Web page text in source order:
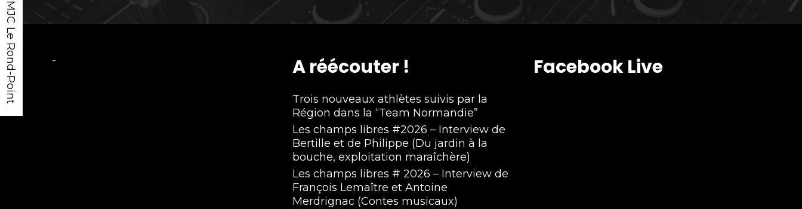
- A réécouter !
Trois nouveaux athlètes suivis par la
Région dans la “Team Normandie”
Les champs libres #2026 – Interview de
Bertille et de Philippe (Du jardin à la
bouche, exploitation maraîchère)
Les champs libres # 2026 – Interview de
François Lemaître et Antoine
Merdrignac (Contes musicaux)
Facebook Live
MJC Le Rond-Point